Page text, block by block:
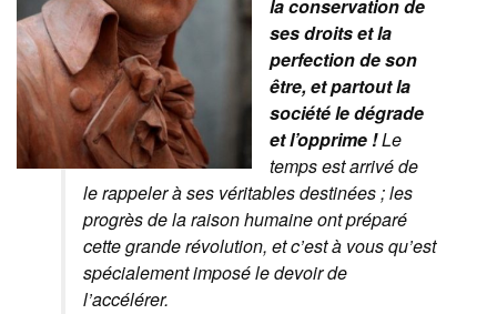
la conservation de
ses droits et la
perfection de son
être, et partout la
société le dégrade
et l’opprime !Le
temps est arrivé de
le rappeler à ses véritables destinées ; les
progrès de la raison humaine ont préparé
cette grande révolution, et c’est à vous qu’est
spécialement imposé le devoir de
l’accélérer.